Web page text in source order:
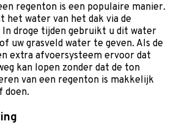
regenton is een populaire manier.
het water van het dak via de
In droge tijden gebruikt u dit water
uw grasveld water te geven. Als de
extra afvoersysteem ervoor dat
kan lopen zonder dat de ton
van een regenton is makkelijk
doen.